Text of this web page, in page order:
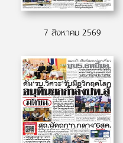
7 สิงหาคม 2569